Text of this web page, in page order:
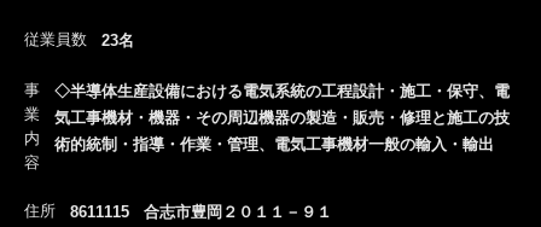
従業員数 23名
事
業
内
容
◇半導体生産設備における電気系統の工程設計・施工・保守、電
気工事機材・機器・その周辺機器の製造・販売・修理と施工の技
術的統制・指導・作業・管理、電気工事機材一般の輸入・輸出
住所 8611115 合志市豊岡２０１１－９１